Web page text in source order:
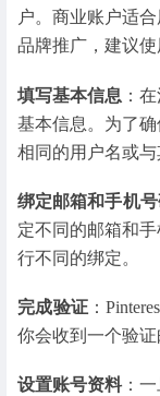
户。商业账户适
品牌推广，建议使
填写基本信息 ：
基本信息。为了
相同的用户名或与
绑定邮箱和手机
定不同的邮箱和
行不同的绑定。
完成验证 ：
你会收到一个验证
设置账号资料：